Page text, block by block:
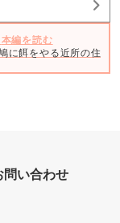
本編を読む
に餌をやる近所の住人
問い合わせ